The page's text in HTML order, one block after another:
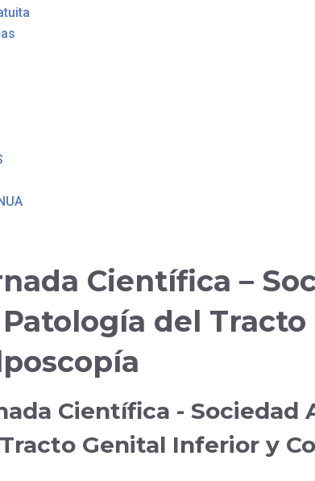
Científica –
del
Científica - Sociedad
Genital Inferior y